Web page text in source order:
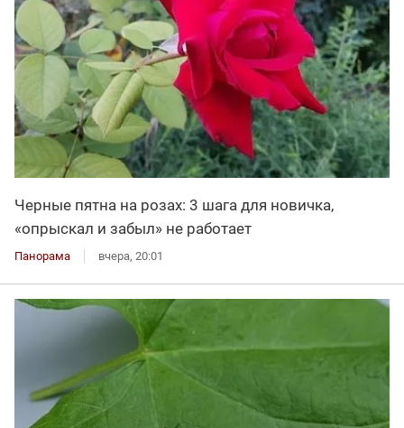
Черные пятна на розах: 3 шага для новичка,
«опрыскал и забыл» не работает
Панорама вчера, 20:01